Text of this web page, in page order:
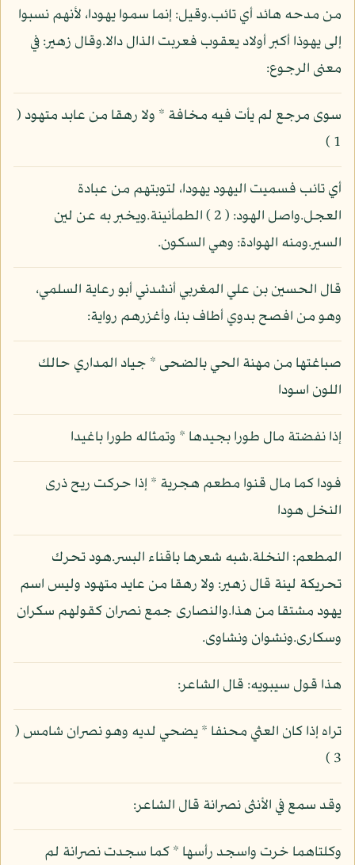
من مدحه هائد أي تائب.وقيل: إنما سموا يهودا، لأنهم نسبوا
إلى يهوذا أكبر أولاد يعقوب فعربت الذال دالا.وقال زهير: في
معنى الرجوع:
سوى مرجع لم يأت فيه مخافة * ولا رهقا من عابد متهود (
1 )
أي تائب فسميت اليهود يهودا، لتوبتهم من عبادة
العجل.واصل الهود: ( 2 ) الطمأنينة.ويخبر به عن لين
السير.ومنه الهوادة: وهي السكون.
قال الحسين بن علي المغربي أنشدني أبو رعاية السلمي،
وهو من افصح بدوي أطاف بنا، وأغزرهم رواية:
صباغتها من مهنة الحي بالضحى * جياد المداري حالك
اللون اسودا
إذا نفضتة مال طورا بجيدها * وتمثاله طورا باغيدا
فودا كما مال قنوا مطعم هجرية * إذا حركت ريح ذرى
النخل هودا
المطعم: النخلة.شبه شعرها باقناء البسر.هود تحرك
تحريكة لينة قال زهير: ولا رهقا من عايد متهود وليس اسم
يهود مشتقا من هذا.والنصارى جمع نصران كقولهم سكران
وسكارى.ونشوان ونشاوى.
هذا قول سيبويه: قال الشاعر:
تراه إذا كان العثي محنفا * يضحي لديه وهو نصران شامس (
3 )
وقد سمع في الأنثى نصرانة قال الشاعر:
وكلتاهما خرت واسجد رأسها * كما سجدت نصرانة لم